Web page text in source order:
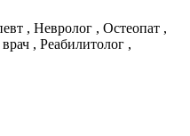
, Невролог , Остеопат ,
, Реабилитолог ,